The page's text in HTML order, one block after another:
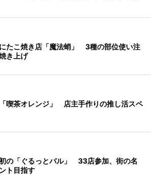
たこ焼き店「魔法蛸」 3種の部位使い注
き上げ
喫茶オレンジ」 店主手作りの推し活スペ
の「ぐるっとバル」 33店参加、街の名
ト目指す